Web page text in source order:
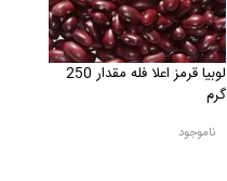
لوبیا قرمز اعلا فله مقدار 250
گرم
ناموجود